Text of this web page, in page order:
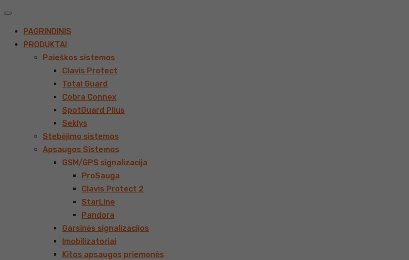
PAGRINDINIS
PRODUKTAI
Paieškos sistemos
Clavis Protect
Total Guard
Cobra Connex
SpotGuard Plius
Seklys
Stebėjimo sistemos
Apsaugos Sistemos
GSM/GPS signalizacija
ProSauga
Clavis Protect 2
StarLine
Pandora
Garsinės signalizacijos
Imobilizatoriai
Kitos apsaugos priemonės